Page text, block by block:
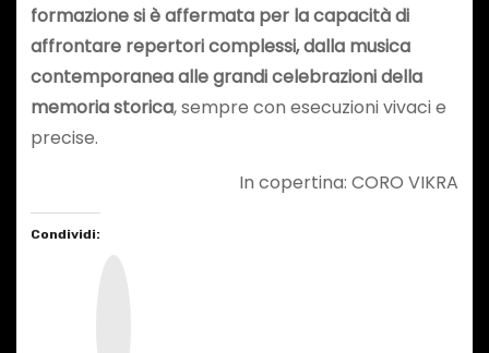
formazione si è affermata per la capacità di
affrontare repertori complessi, dalla musica
contemporanea alle grandi celebrazioni della
memoria storica, sempre con esecuzioni vivaci e
precise.
In copertina: CORO VIKRA
Condividi: